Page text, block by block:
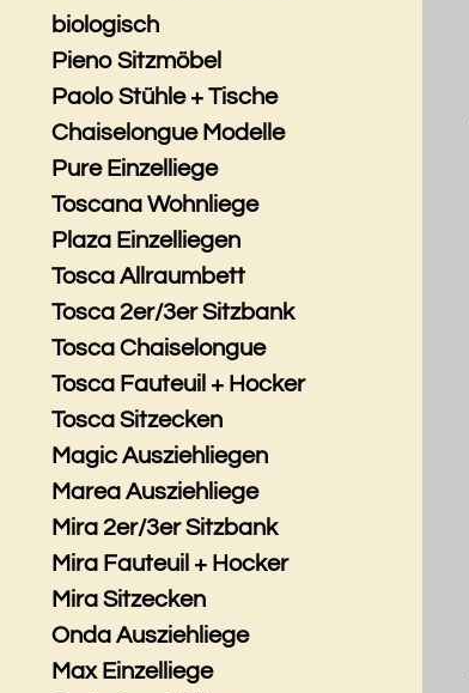
biologisch
Pieno Sitzmöbel
Paolo Stühle + Tische
Chaiselongue Modelle
Pure Einzelliege
Toscana Wohnliege
Plaza Einzelliegen
Tosca Allraumbett
Tosca 2er/3er Sitzbank
Tosca Chaiselongue
Tosca Fauteuil + Hocker
Tosca Sitzecken
Magic Ausziehliegen
Marea Ausziehliege
Mira 2er/3er Sitzbank
Mira Fauteuil + Hocker
Mira Sitzecken
Onda Ausziehliege
Max Einzelliege